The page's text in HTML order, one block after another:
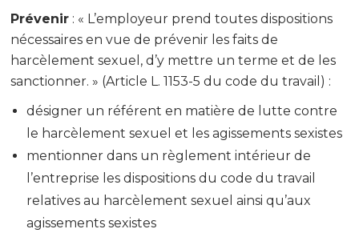
Prévenir : « L’employeur prend toutes dispositions
nécessaires en vue de prévenir les faits de
harcèlement sexuel, d’y mettre un terme et de les
sanctionner. » (Article L. 1153-5 du code du travail) :
désigner un référent en matière de lutte contre
le harcèlement sexuel et les agissements sexistes
mentionner dans un règlement intérieur de
l’entreprise les dispositions du code du travail
relatives au harcèlement sexuel ainsi qu’aux
agissements sexistes